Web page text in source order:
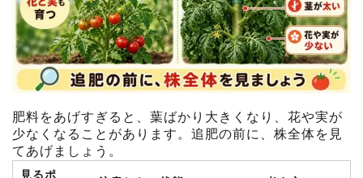
肥料をあげすぎると、葉ばかり大きくなり、花や実が
少なくなることがあります。追肥の前に、株全体を見
てあげましょう。
見るポ